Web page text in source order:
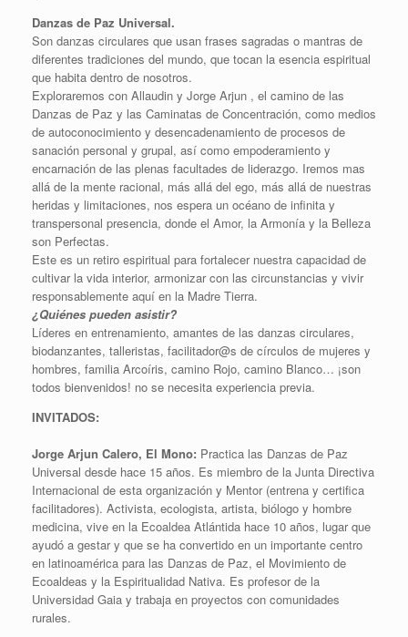
Danzas de Paz Universal.
Son danzas circulares que usan frases sagradas o mantras de
diferentes tradiciones del mundo, que tocan la esencia espiritual
que habita dentro de nosotros.
Exploraremos con Allaudin y Jorge Arjun , el camino de las
Danzas de Paz y las Caminatas de Concentración, como medios
de autoconocimiento y desencadenamiento de procesos de
sanación personal y grupal, así como empoderamiento y
encarnación de las plenas facultades de liderazgo. Iremos mas
allá de la mente racional, más allá del ego, más allá de nuestras
heridas y limitaciones, nos espera un océano de infinita y
transpersonal presencia, donde el Amor, la Armonía y la Belleza
son Perfectas.
Este es un retiro espiritual para fortalecer nuestra capacidad de
cultivar la vida interior, armonizar con las circunstancias y vivir
responsablemente aquí en la Madre Tierra.
¿Quiénes pueden asistir?
Líderes en entrenamiento, amantes de las danzas circulares,
biodanzantes, talleristas, facilitador@s de círculos de mujeres y
hombres, familia Arcoíris, camino Rojo, camino Blanco… ¡son
todos bienvenidos! no se necesita experiencia previa.
INVITADOS:
Jorge Arjun Calero, El Mono: Practica las Danzas de Paz
Universal desde hace 15 años. Es miembro de la Junta Directiva
Internacional de esta organización y Mentor (entrena y certifica
facilitadores). Activista, ecologista, artista, biólogo y hombre
medicina, vive en la Ecoaldea Atlántida hace 10 años, lugar que
ayudó a gestar y que se ha convertido en un importante centro
en latinoamérica para las Danzas de Paz, el Movimiento de
Ecoaldeas y la Espiritualidad Nativa. Es profesor de la
Universidad Gaia y trabaja en proyectos con comunidades
rurales.